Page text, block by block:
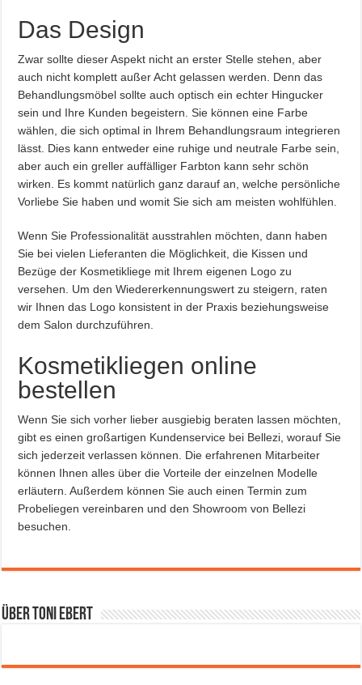
Das Design
Zwar sollte dieser Aspekt nicht an erster Stelle stehen, aber
auch nicht komplett außer Acht gelassen werden. Denn das
Behandlungsmöbel sollte auch optisch ein echter Hingucker
sein und Ihre Kunden begeistern. Sie können eine Farbe
wählen, die sich optimal in Ihrem Behandlungsraum integrieren
lässt. Dies kann entweder eine ruhige und neutrale Farbe sein,
aber auch ein greller auffälliger Farbton kann sehr schön
wirken. Es kommt natürlich ganz darauf an, welche persönliche
Vorliebe Sie haben und womit Sie sich am meisten wohlfühlen.
Wenn Sie Professionalität ausstrahlen möchten, dann haben
Sie bei vielen Lieferanten die Möglichkeit, die Kissen und
Bezüge der Kosmetikliege mit Ihrem eigenen Logo zu
versehen. Um den Wiedererkennungswert zu steigern, raten
wir Ihnen das Logo konsistent in der Praxis beziehungsweise
dem Salon durchzuführen.
Kosmetikliegen online
bestellen
Wenn Sie sich vorher lieber ausgiebig beraten lassen möchten,
gibt es einen großartigen Kundenservice bei Bellezi, worauf Sie
sich jederzeit verlassen können. Die erfahrenen Mitarbeiter
können Ihnen alles über die Vorteile der einzelnen Modelle
erläutern. Außerdem können Sie auch einen Termin zum
Probeliegen vereinbaren und den Showroom von Bellezi
besuchen.
Über Toni Ebert